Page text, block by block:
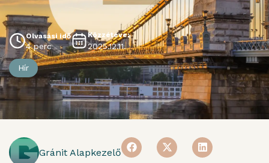
Olvasási idő
4 perc
Közzétéve:
2025.12.11.
Hír
Gránit Alapkezelő